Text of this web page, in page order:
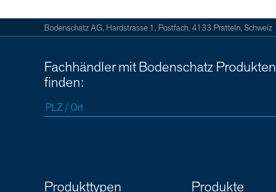
Bodenschatz AG, Hardstrasse 1, Postfach, 4133 Pratteln, Schweiz
Fachhändler mit Bodenschatz Produkten
finden:
Produkttypen Produkte